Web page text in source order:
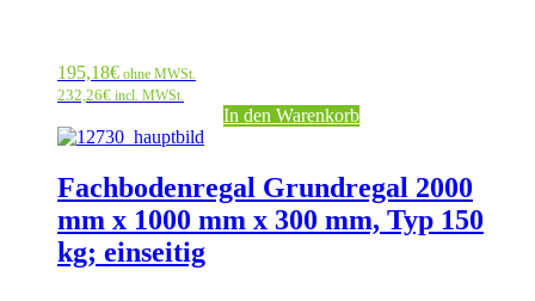
195,18€ ohne MWSt.
232,26€ incl. MWSt.
In den Warenkorb
Fachbodenregal Grundregal 2000
mm x 1000 mm x 300 mm, Typ 150
kg; einseitig